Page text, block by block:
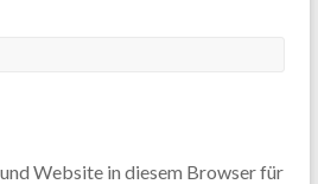
Website in diesem Browser für